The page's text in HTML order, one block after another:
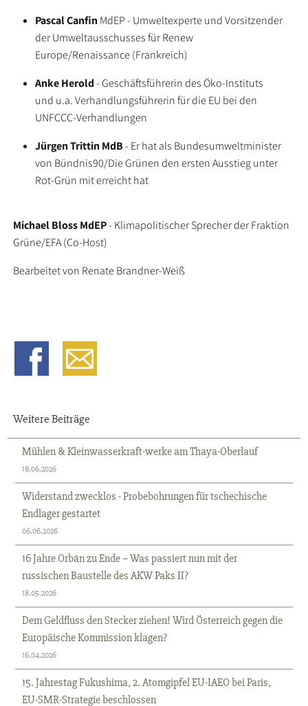
Pascal Canfin MdEP - Umweltexperte und Vorsitzender
der Umweltausschusses für Renew
Europe/Renaissance (Frankreich)
Anke Herold- Geschäftsführerin des Öko-Instituts
und u.a. Verhandlungsführerin für die EU bei den
UNFCCC-Verhandlungen
Jürgen Trittin MdB- Er hat als Bundesumweltminister
von Bündnis90/Die Grünen den ersten Ausstieg unter
Rot-Grün mit erreicht hat
Michael Bloss MdEP- Klimapolitischer Sprecher der Fraktion
Grüne/EFA (Co-Host)
Bearbeitet von Renate Brandner-Weiß
Weitere Beiträge
Mühlen & Kleinwasserkraft-werke am Thaya-Oberlauf
18.06.2026
Widerstand zwecklos - Probebohrungen für tschechische
Endlager gestartet
06.06.2026
16 Jahre Orbán zu Ende – Was passiert nun mit der
russischen Baustelle des AKW Paks II?
18.05.2026
Dem Geldfluss den Stecker ziehen! Wird Österreich gegen die
Europäische Kommission klagen?
16.04.2026
15. Jahrestag Fukushima, 2. Atomgipfel EU-IAEO bei Paris,
EU-SMR-Strategie beschlossen